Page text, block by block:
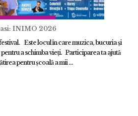
INIMO 2026
Este locul în care muzica, bucuria și
a schimba vieți. Participarea ta ajută
pentru școală a mii ...